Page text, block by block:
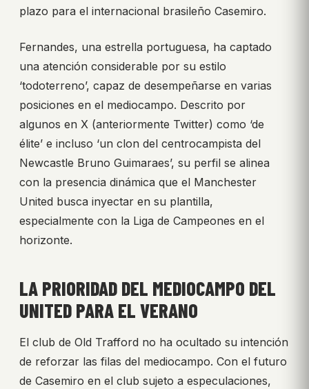
plazo para el internacional brasileño Casemiro.
Fernandes, una estrella portuguesa, ha captado
una atención considerable por su estilo
‘todoterreno’, capaz de desempeñarse en varias
posiciones en el mediocampo. Descrito por
algunos en X (anteriormente Twitter) como ‘de
élite’ e incluso ‘un clon del centrocampista del
Newcastle Bruno Guimaraes’, su perfil se alinea
con la presencia dinámica que el Manchester
United busca inyectar en su plantilla,
especialmente con la Liga de Campeones en el
horizonte.
LA PRIORIDAD DEL MEDIOCAMPO DEL
UNITED PARA EL VERANO
El club de Old Trafford no ha ocultado su intención
de reforzar las filas del mediocampo. Con el futuro
de Casemiro en el club sujeto a especulaciones,